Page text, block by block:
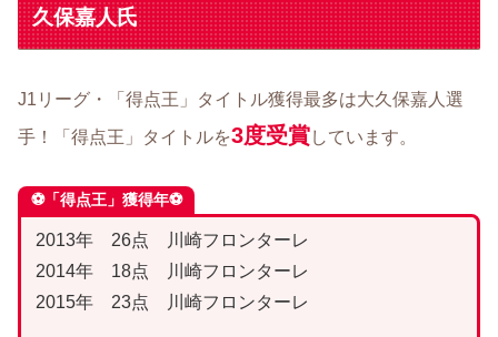
久保嘉人氏
J1リーグ・「得点王」タイトル獲得最多は大久保嘉人選
手！「得点王」タイトルを3度受賞しています。
⚽「得点王」獲得年⚽
2013年 26点 川崎フロンターレ
2014年 18点 川崎フロンターレ
2015年 23点 川崎フロンターレ